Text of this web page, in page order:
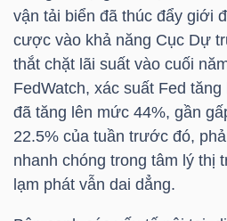
vận tải biển đã thúc đẩy giới
cược vào khả năng Cục Dự
thắt chặt lãi suất vào cuối
FedWatch, xác suất Fed
đã tăng lên mức 44%, gần
22.5% của tuần trước đó,
nhanh chóng trong tâm lý thị
lạm phát vẫn dai dẳng.
TÀI
CHÍNH
CÁ
NHÂN